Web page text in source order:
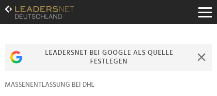
Zum
Inhalt
Zur
Zur
LEADERSNET BEI GOOGLE ALS QUELLE
FESTLEGEN
MASSENENTLASSUNG BEI DHL